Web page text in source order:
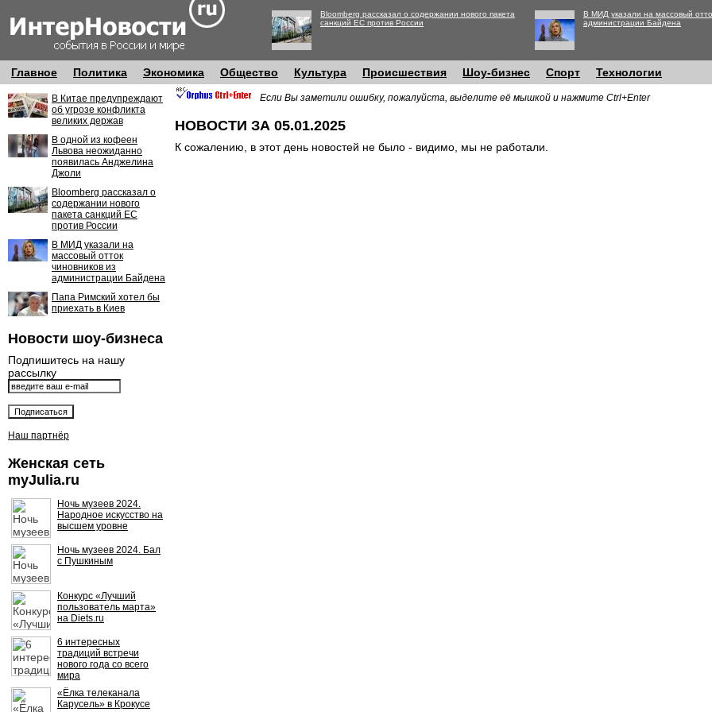
Bloomberg рассказал о содержании нового пакета
санкций ЕС против России
В МИД указали на массовый
администрации Байдена
Главное Политика Экономика Общество Культура Происшествия Шоу-бизнес Спорт Технологии
В Китае предупреждают
об угрозе конфликта
великих держав
В одной из кофеен
Львова неожиданно
появилась Анджелина
Джоли
Bloomberg рассказал о
содержании нового
пакета санкций ЕС
против России
В МИД указали на
массовый отток
чиновников из
администрации Байдена
Папа Римский хотел бы
приехать в Киев
Новости шоу-бизнеса
Подпишитесь на нашу
рассылку
Наш партнёр
Женская сеть
myJulia.ru
Ночь музеев 2024.
Народное искусство на
высшем уровне
Ночь музеев 2024. Бал
с Пушкиным
Конкурс «Лучший
пользователь марта»
на Diets.ru
6 интересных
традиций встречи
нового года со всего
мира
«Ёлка телеканала
Карусель» в Крокусе
Если Вы заметили ошибку, пожалуйста, выделите её мышкой и нажмите Ctrl+Enter
НОВОСТИ ЗА 05.01.2025
К сожалению, в этот день новостей не было - видимо, мы не работали.